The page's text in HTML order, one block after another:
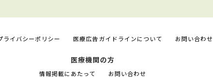
ライバシーポリシー 医療広告ガイドラインについて お問い合わせ
医療機関の方
情報掲載にあたって お問い合わせ